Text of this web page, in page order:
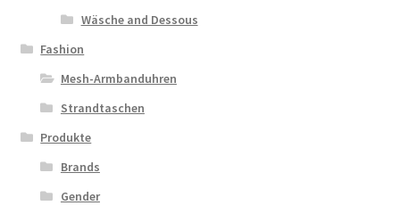
Wäsche and Dessous
Fashion
Mesh-Armbanduhren
Strandtaschen
Produkte
Brands
Gender